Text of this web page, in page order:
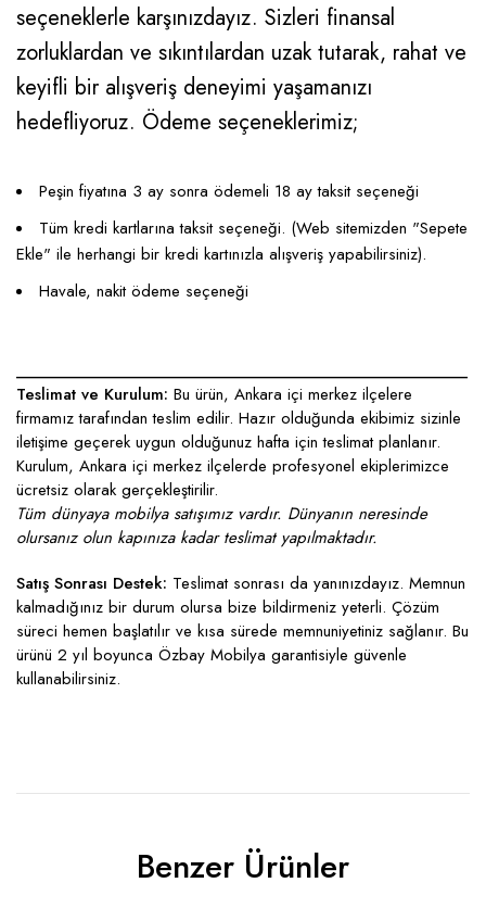
seçeneklerle karşınızdayız. Sizleri finansal
zorluklardan ve sıkıntılardan uzak tutarak, rahat ve
keyifli bir alışveriş deneyimi yaşamanızı
hedefliyoruz. Ödeme seçeneklerimiz;
Peşin fiyatına 3 ay sonra ödemeli 18 ay taksit seçeneği
Tüm kredi kartlarına taksit seçeneği. (Web sitemizden "Sepete
Ekle" ile herhangi bir kredi kartınızla alışveriş yapabilirsiniz).
Havale, nakit ödeme seçeneği
____________________________________________________
Teslimat ve Kurulum: Bu ürün, Ankara içi merkez ilçelere
firmamız tarafından teslim edilir. Hazır olduğunda ekibimiz sizinle
iletişime geçerek uygun olduğunuz hafta için teslimat planlanır.
Kurulum, Ankara içi merkez ilçelerde profesyonel ekiplerimizce
ücretsiz olarak gerçekleştirilir.
Tüm dünyaya mobilya satışımız vardır. Dünyanın neresinde
olursanız olun kapınıza kadar teslimat yapılmaktadır.
Satış Sonrası Destek: Teslimat sonrası da yanınızdayız. Memnun
kalmadığınız bir durum olursa bize bildirmeniz yeterli. Çözüm
süreci hemen başlatılır ve kısa sürede memnuniyetiniz sağlanır. Bu
ürünü 2 yıl boyunca Özbay Mobilya garantisiyle güvenle
kullanabilirsiniz.
Benzer Ürünler